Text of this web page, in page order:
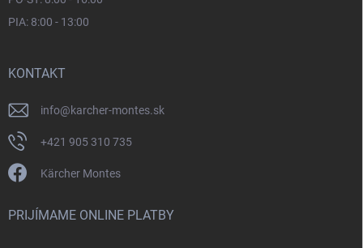
PIA: 8:00 - 13:00
KONTAKT
info@karcher-montes.sk
+421 905 310 735
Kärcher Montes
PRIJÍMAME ONLINE PLATBY